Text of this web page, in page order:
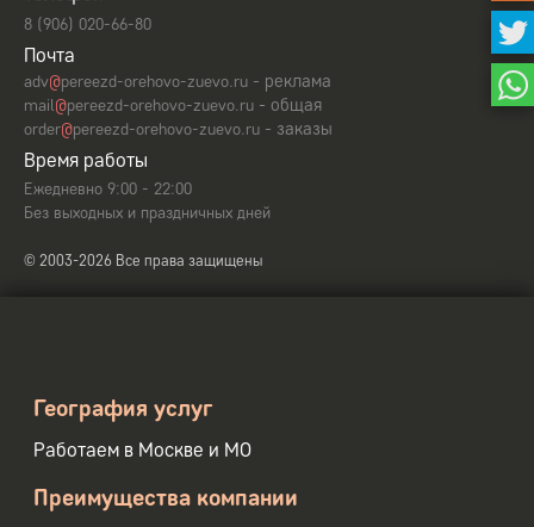
8 (906) 020-66-80
Почта
adv@pereezd-orehovo-zuevo.ru - реклама
mail@pereezd-orehovo-zuevo.ru - общая
order@pereezd-orehovo-zuevo.ru - заказы
Время работы
Ежедневно 9:00 - 22:00
Без выходных и праздничных дней
© 2003-2026 Все права защищены
География услуг
Работаем в Москве и МО
Преимущества компании